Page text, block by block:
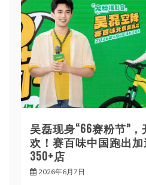
吴磊现身“66赛粉节”
欢！赛百味中国跑出
350+店
2026年6月7日